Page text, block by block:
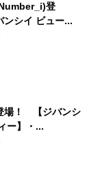
登
シイ ビュー...
場！ 【ジバンシ
ー】・...